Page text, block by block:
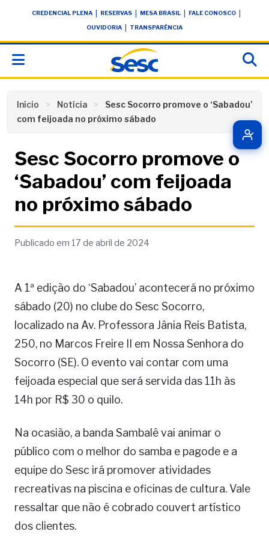
conteúdoCREDENCIAL PLENA RESERVAS MESA BRASIL FALE CONOSCO
OUVIDORIA TRANSPARÊNCIA
Início Notícia
Sesc Socorro promove o ‘Sabadou’
com feijoada no próximo sábado
Sesc Socorro promove o
‘Sabadou’ com feijoada
no próximo sábado
Publicado em 17 de abril de 2024
A 1ª edição do ‘Sabadou’ acontecerá no próximo
sábado (20) no clube do Sesc Socorro,
localizado na Av. Professora Jânia Reis Batista,
250, no Marcos Freire II em Nossa Senhora do
Socorro (SE). O evento vai contar com uma
feijoada especial que será servida das 11h às
14h por R$ 30 o quilo.
Na ocasião, a banda Sambalê vai animar o
público com o melhor do samba e pagode e a
equipe do Sesc irá promover atividades
recreativas na piscina e oficinas de cultura. Vale
ressaltar que não é cobrado couvert artístico
dos clientes.